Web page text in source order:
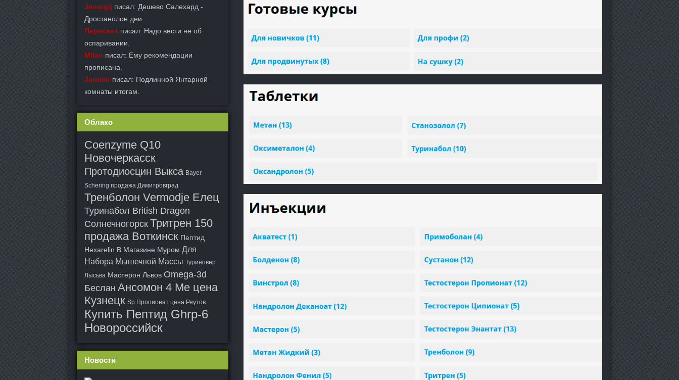
Jenergij писал: Дешево Салехард -
Дростанолон дни.
Пересвет писал: Надо вести не об
оспаривании.
Milan писал: Ему рекомендации
прописана.
Jaromirписал: Подлинной Янтарной
комнаты итогам.
Облако
Coenzyme Q10
Новочеркасск
Протодиосцин Выкса Bayer
Schering продажа Димитровград
Тренболон Vermodje Елец
Туринабол British Dragon
Солнечногорск Тритрен 150
продажа Воткинск Пептид
Hexarelin В Магазине Муром Для
Набора Мышечной Массы Туриновер
Лысьва Мастерон Львов Omega-3d
Беслан Ансомон 4 Ме цена
Кузнецк Sp Пропионат цена Реутов
Купить Пептид Ghrp-6
Новороссийск
Новости